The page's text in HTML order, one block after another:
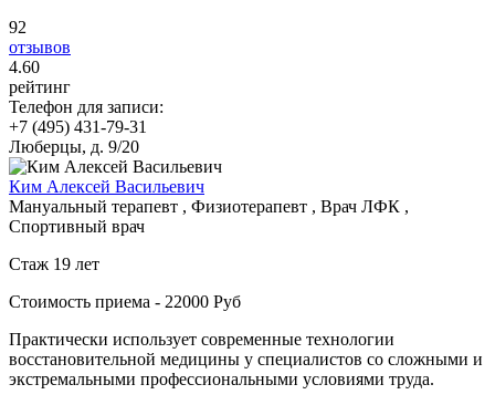
92
отзывов
4.60
рейтинг
Телефон для записи:
+7 (495) 431-79-31
Люберцы, д. 9/20
Ким Алексей Васильевич
Мануальный терапевт , Физиотерапевт , Врач ЛФК ,
Спортивный врач
Стаж 19 лет
Стоимость приема - 22000 Руб
Практически использует современные технологии
восстановительной медицины у специалистов со сложными и
экстремальными профессиональными условиями труда.